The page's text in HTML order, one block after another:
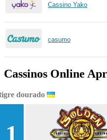
Cassino Yako
casumo
Cassinos Online
dourado
1